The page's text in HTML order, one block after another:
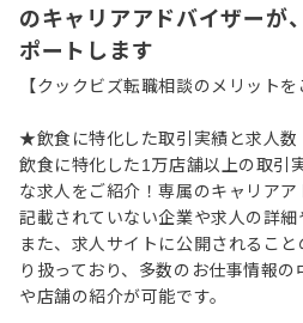
のキャリアアドバイザーが
ポートします
【クックビズ転職相談のメリットを
★飲食に特化した取引実績と求人数
飲食に特化した1万店舗以上の取引
な求人をご紹介！専属のキャリア
記載されていない企業や求人の詳
また、求人サイトに公開されるこ
り扱っており、多数のお仕事情報
や店舗の紹介が可能です。